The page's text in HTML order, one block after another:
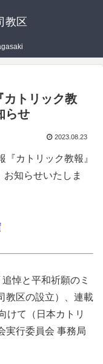
教区
トリック教
らせ
2023.08.23
カトリック教報』
知らせいたしま
悼と平和祈願のミ
教区の設立）、連載
けて（日本カトリ
実行委員会 事務局